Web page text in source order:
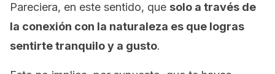
Pareciera, en este sentido, que solo a través de
la conexión con la naturaleza es que logras
sentirte tranquilo y a gusto.